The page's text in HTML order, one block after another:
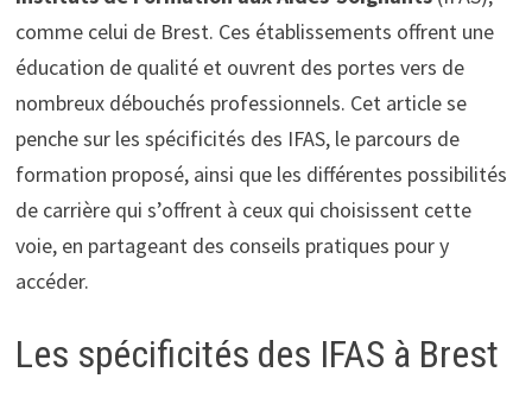
comme celui de Brest. Ces établissements offrent une
éducation de qualité et ouvrent des portes vers de
nombreux débouchés professionnels. Cet article se
penche sur les spécificités des IFAS, le parcours de
formation proposé, ainsi que les différentes possibilités
de carrière qui s’offrent à ceux qui choisissent cette
voie, en partageant des conseils pratiques pour y
accéder.
Les spécificités des IFAS à Brest